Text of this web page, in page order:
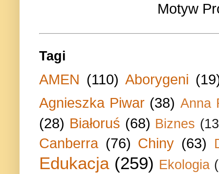
Motyw
Tagi
AMEN (110) Aborygeni
Agnieszka Piwar (38) Anna
(28) Białoruś (68) Biznes
Canberra (76) Chiny (63)
Edukacja (259) Ekologia